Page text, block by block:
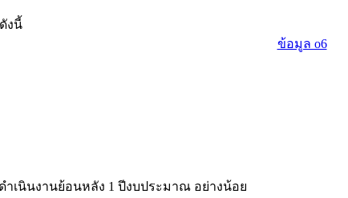
งนี้
ข้อมูล o6
เนินงานย้อนหลัง 1 ปีงบประมาณ อย่างน้อย